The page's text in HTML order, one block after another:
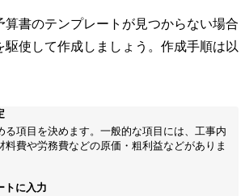
算書のテンプレートが見つからない場合
駆使して作成しましょう。作成手順は以
る項目を決めます。一般的な項目には、工事内
料費や労務費などの原価・粗利益などがありま
トに入力